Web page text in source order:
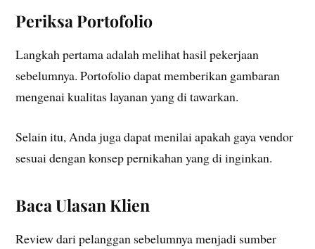
Periksa Portofolio
Langkah pertama adalah melihat hasil pekerjaan
sebelumnya. Portofolio dapat memberikan gambaran
mengenai kualitas layanan yang di tawarkan.
Selain itu, Anda juga dapat menilai apakah gaya vendor
sesuai dengan konsep pernikahan yang di inginkan.
Baca Ulasan Klien
Review dari pelanggan sebelumnya menjadi sumber